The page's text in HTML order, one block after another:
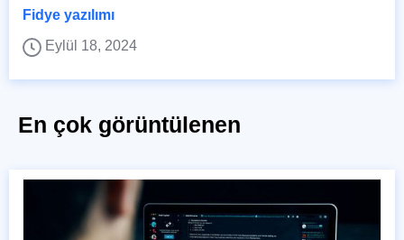
Fidye yazılımı
Eylül 18, 2024
En çok görüntülenen